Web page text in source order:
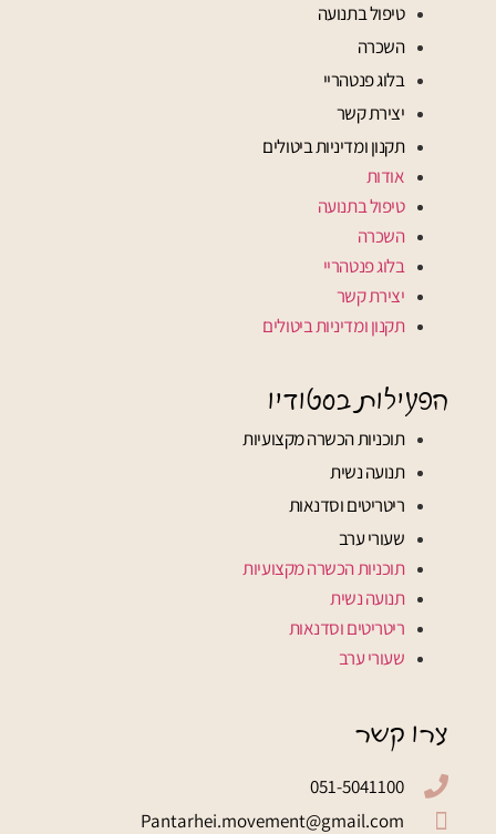
טיפול בתנועה
השכרה
בלוג פנטהריי
יצירת קשר
תקנון ומדיניות ביטולים
אודות
טיפול בתנועה
השכרה
בלוג פנטהריי
יצירת קשר
תקנון ומדיניות ביטולים
הפעילות בסטודיו
תוכניות הכשרה מקצועיות
תנועה נשית
ריטריטים וסדנאות
שעורי ערב
תוכניות הכשרה מקצועיות
תנועה נשית
ריטריטים וסדנאות
שעורי ערב
צרו קשר
051-5041100
Pantarhei.movement@gmail.com